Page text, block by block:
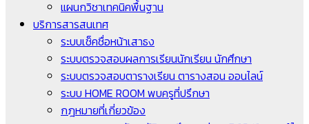
แผนกวิชาเทคนิคพื้นฐาน
บริการสารสนเทศ
ระบบเช็คชื่อหน้าเสาธง
ระบบตรวจสอบผลการเรียนนักเรียน นักศึกษา
ระบบตรวจสอบตารางเรียน ตารางสอน ออนไลน์
ระบบ HOME ROOM พบครูที่ปรึกษา
กฎหมายที่เกี่ยวข้อง